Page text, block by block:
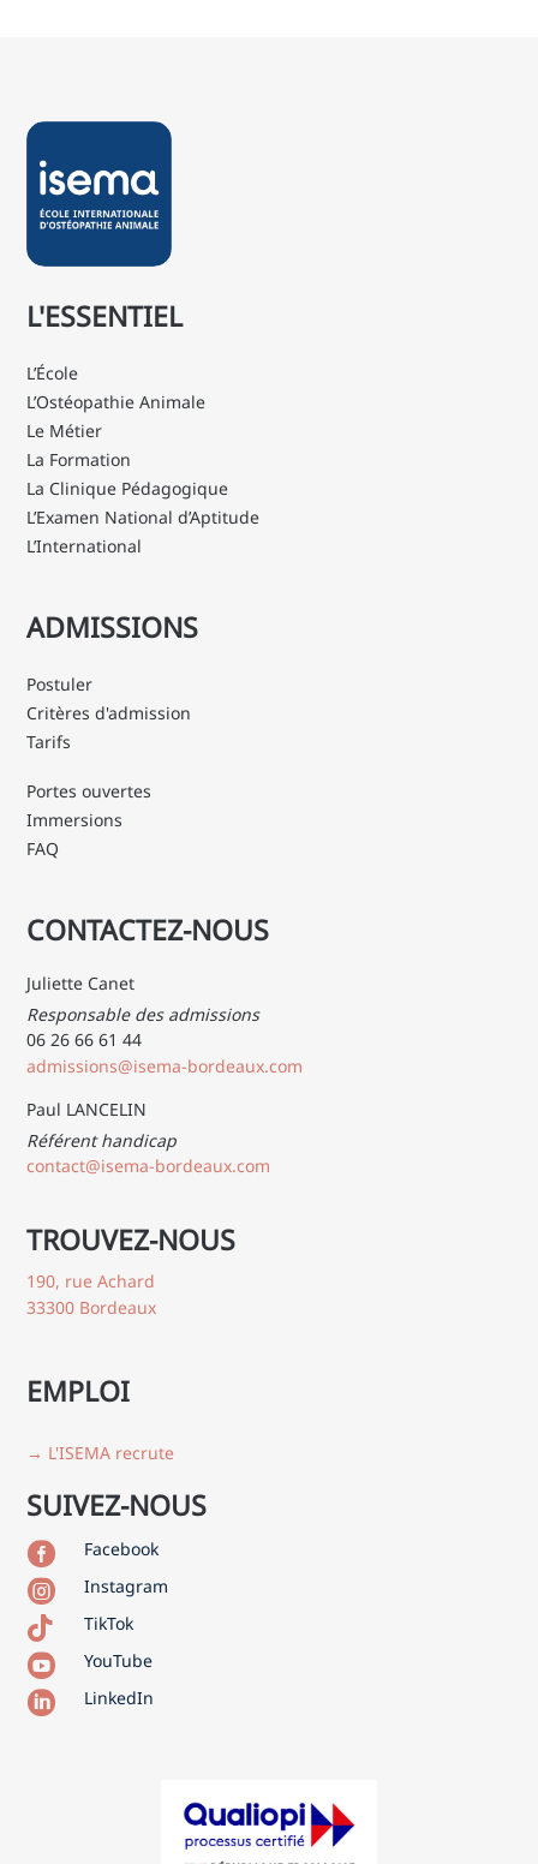
L'ESSENTIEL
L’École
L’Ostéopathie Animale
Le Métier
La Formation
La Clinique Pédagogique
L’Examen National d’Aptitude
L’International
ADMISSIONS
Postuler
Critères d'admission
Tarifs
Portes ouvertes
Immersions
FAQ
CONTACTEZ-NOUS
Juliette Canet
Responsable des admissions
06 26 66 61 44
admissions@isema-bordeaux.com
Paul LANCELIN
Référent handicap
contact@isema-bordeaux.com
TROUVEZ-NOUS
190, rue Achard
33300 Bordeaux
EMPLOI
→ L'ISEMA recrute
SUIVEZ-NOUS
 Facebook
 Instagram
 TikTok
 YouTube
 LinkedIn